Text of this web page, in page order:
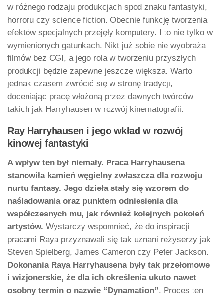
w różnego rodzaju produkcjach spod znaku fantastyki,
horroru czy science fiction. Obecnie funkcję tworzenia
efektów specjalnych przejęły komputery. I to nie tylko w
wymienionych gatunkach. Nikt już sobie nie wyobraża
filmów bez CGI, a jego rola w tworzeniu przyszłych
produkcji będzie zapewne jeszcze większa. Warto
jednak czasem zwrócić się w stronę tradycji,
doceniając pracę włożoną przez dawnych twórców
takich jak Harryhausen w rozwój kinematografii.
Ray Harryhausen i jego wkład w rozwój
kinowej fantastyki
A wpływ ten był niemały. Praca Harryhausena
stanowiła kamień węgielny zwłaszcza dla rozwoju
nurtu fantasy. Jego dzieła stały się wzorem do
naśladowania oraz punktem odniesienia dla
współczesnych mu, jak również kolejnych pokoleń
artystów. Wystarczy wspomnieć, że do inspiracji
pracami Raya przyznawali się tak uznani reżyserzy jak
Steven Spielberg, James Cameron czy Peter Jackson.
Dokonania Raya Harryhausena były tak przełomowe
i wizjonerskie, że dla ich określenia ukuto nawet
osobny termin o nazwie “Dynamation”. Proces ten